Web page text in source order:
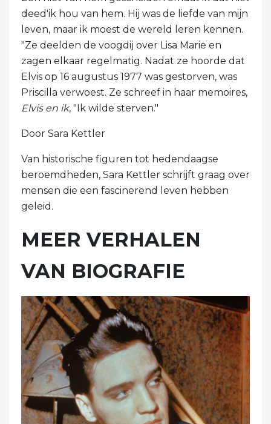
deed'ik hou van hem. Hij was de liefde van mijn
leven, maar ik moest de wereld leren kennen.
"Ze deelden de voogdij over Lisa Marie en
zagen elkaar regelmatig. Nadat ze hoorde dat
Elvis op 16 augustus 1977 was gestorven, was
Priscilla verwoest. Ze schreef in haar memoires,
Elvis en ik, "Ik wilde sterven."
Door Sara Kettler
Van historische figuren tot hedendaagse
beroemdheden, Sara Kettler schrijft graag over
mensen die een fascinerend leven hebben
geleid.
MEER VERHALEN
VAN BIOGRAFIE